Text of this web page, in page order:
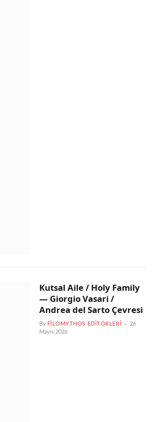
Kutsal Aile / Holy Family
— Giorgio Vasari /
Andrea del Sarto Çevresi
By FILOMYTHOS EDITÖRLERI
26
Mayıs 2026